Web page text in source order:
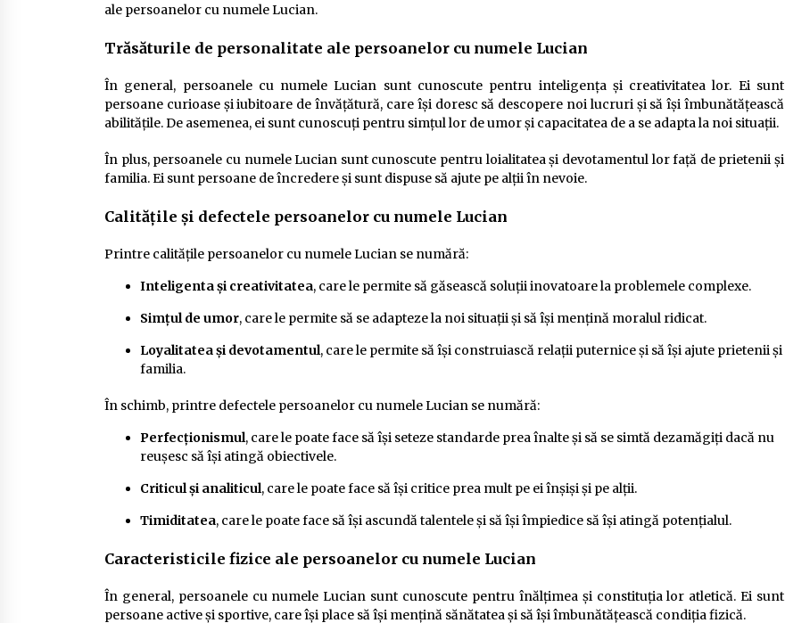
ale persoanelor cu numele Lucian.
Trăsăturile de personalitate ale persoanelor cu numele Lucian
În general, persoanele cu numele Lucian sunt cunoscute pentru inteligența și creativitatea lor. Ei sunt
persoane curioase și iubitoare de învățătură, care își doresc să descopere noi lucruri și să își îmbunătățească
abilitățile. De asemenea, ei sunt cunoscuți pentru simțul lor de umor și capacitatea de a se adapta la noi situații.
În plus, persoanele cu numele Lucian sunt cunoscute pentru loialitatea și devotamentul lor față de prietenii și
familia. Ei sunt persoane de încredere și sunt dispuse să ajute pe alții în nevoie.
Calitățile și defectele persoanelor cu numele Lucian
Printre calitățile persoanelor cu numele Lucian se numără:
Inteligenta și creativitatea, care le permite să găsească soluții inovatoare la problemele complexe.
Simțul de umor, care le permite să se adapteze la noi situații și să își mențină moralul ridicat.
Loyalitatea și devotamentul, care le permite să își construiască relații puternice și să își ajute prietenii și
familia.
În schimb, printre defectele persoanelor cu numele Lucian se numără:
Perfecționismul, care le poate face să își seteze standarde prea înalte și să se simtă dezamăgiți dacă nu
reușesc să își atingă obiectivele.
Criticul și analiticul, care le poate face să își critice prea mult pe ei înșiși și pe alții.
Timiditatea, care le poate face să își ascundă talentele și să își împiedice să își atingă potențialul.
Caracteristicile fizice ale persoanelor cu numele Lucian
În general, persoanele cu numele Lucian sunt cunoscute pentru înălțimea și constituția lor atletică. Ei sunt
persoane active și sportive, care își place să își mențină sănătatea și să își îmbunătățească condiția fizică.